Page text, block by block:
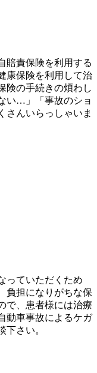
賠責保険を利用する
康保険を利用して治
険の手続きの煩わし
い…」「事故のショ
さんいらっしゃいま
っていただくため
負担になりがちな保
で、患者様には治療
動車事故によるケガ
下さい。